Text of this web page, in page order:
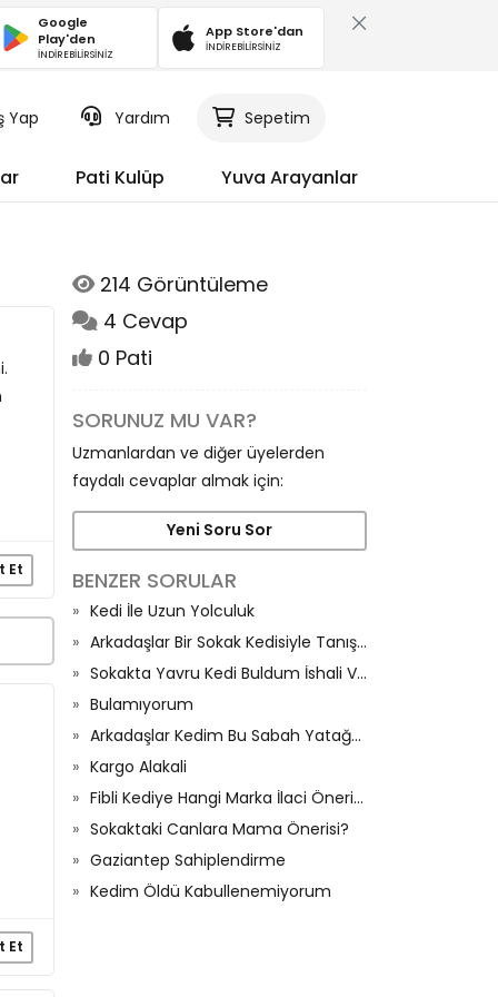
Google
Play'den
İNDİREBİLİRSİNİZ
App Store'dan
İNDİREBİLİRSİNİZ
Yap Yardım Sepetim
Pati Kulüp Yuva Arayanlar
Et
Et
214 Görüntüleme
4 Cevap
0 Pati
SORUNUZ MU VAR?
Uzmanlardan ve diğer üyelerden
faydalı cevaplar almak için:
Yeni Soru Sor
BENZER SORULAR
Kedi İle Uzun Yolculuk
Arkadaşlar Bir Sokak Kedisiyle Tanıştım
Sokakta Yavru Kedi Buldum İshali Var Ne Yapabilirim Evde🙏🏼
Bulamıyorum
Arkadaşlar Kedim Bu Sabah Yatağa İşedi Ve Halıya Sıçtı
Kargo Alakali
Fibli Kediye Hangi Marka İlaci Önerirsiniz
Sokaktaki Canlara Mama Önerisi?
Gaziantep Sahiplendirme
Kedim Öldü Kabullenemiyorum